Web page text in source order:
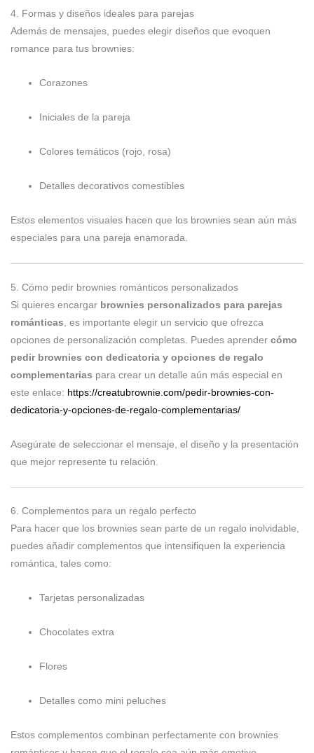
4. Formas y diseños ideales para parejas
Además de mensajes, puedes elegir diseños que evoquen
romance para tus brownies:
Corazones
Iniciales de la pareja
Colores temáticos (rojo, rosa)
Detalles decorativos comestibles
Estos elementos visuales hacen que los brownies sean aún más
especiales para una pareja enamorada.
5. Cómo pedir brownies románticos personalizados
Si quieres encargar brownies personalizados para parejas
románticas , es importante elegir un servicio que ofrezca
opciones de personalización completas. Puedes aprender cómo
pedir brownies con dedicatoria y opciones de regalo
complementarias para crear un detalle aún más especial en
este enlace: https://creatubrownie.com/pedir-brownies-con-
dedicatoria-y-opciones-de-regalo-complementarias/
Asegúrate de seleccionar el mensaje, el diseño y la presentación
que mejor represente tu relación.
6. Complementos para un regalo perfecto
Para hacer que los brownies sean parte de un regalo inolvidable,
puedes añadir complementos que intensifiquen la experiencia
romántica, tales como:
Tarjetas personalizadas
Chocolates extra
Flores
Detalles como mini peluches
Estos complementos combinan perfectamente con brownies